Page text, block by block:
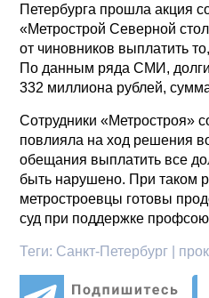
Петербурга прошла акция
«Метрострой Северной
от чиновников выплатить
По данным ряда СМИ, долги
332 миллиона рублей,
Сотрудники «Метростроя»
повлияла на ход решения
обещания выплатить все
быть нарушено. При таком
метростроевцы готовы
суд при поддержке
Теги: Санкт-Петербург |